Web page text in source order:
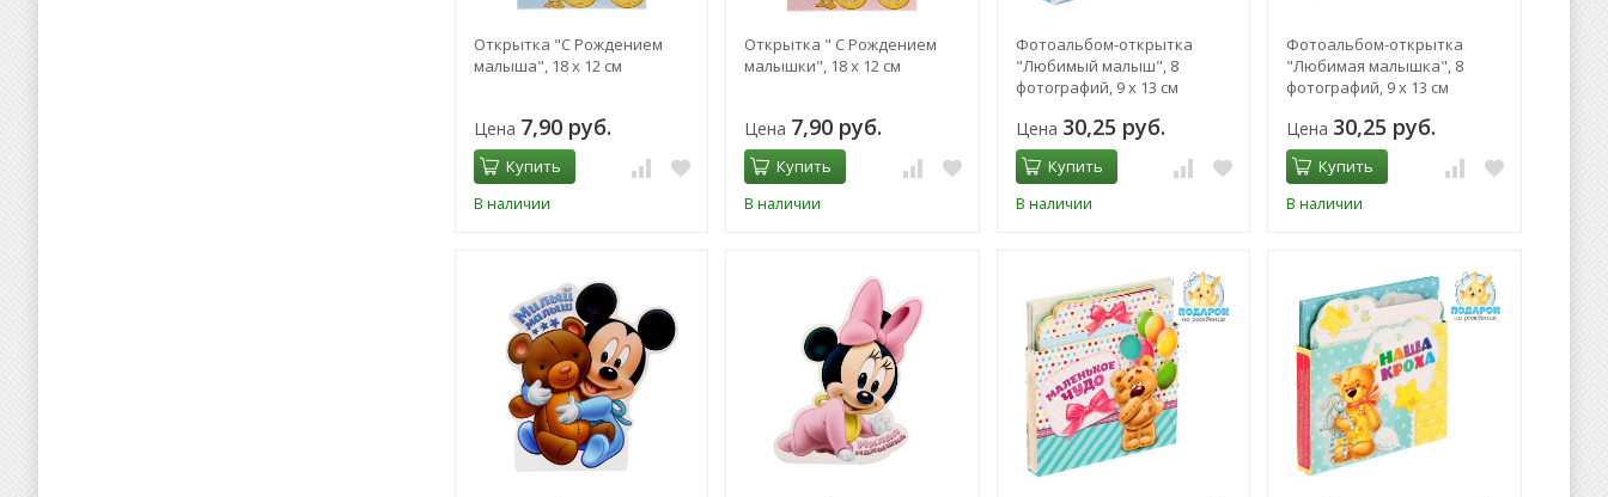
Открытка "С Рождением
малыша", 18 х 12 см
Цена 7,90 руб.
Купить
В наличии
Открытка " С Рождением
малышки", 18 х 12 см
Цена 7,90 руб.
Купить
В наличии
Фотоальбом-открытка
"Любимый малыш", 8
фотографий, 9 х 13 см
Цена 30,25 руб.
Купить
В наличии
Фотоальбом-открытка
"Любимая малышка", 8
фотографий, 9 х 13 см
Цена 30,25 руб.
Купить
В наличии